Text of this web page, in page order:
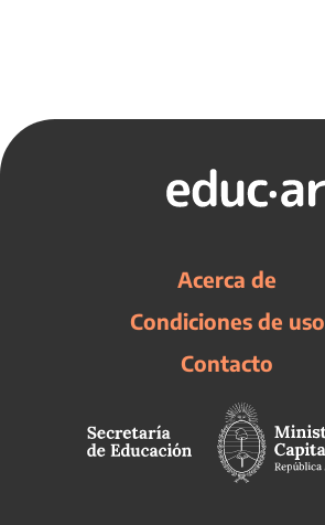
Acerca de
Condiciones de uso
Contacto